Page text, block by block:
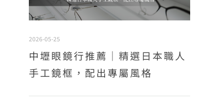
2026-05-25
中壢眼鏡行推薦｜精選日本職人
手工鏡框，配出專屬風格